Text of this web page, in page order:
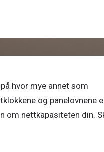
hvor mye annet som
og panelovnene
om nettkapasiteten din.